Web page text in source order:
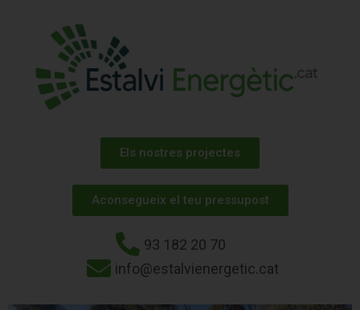
Els nostres projectes
Aconsegueix el teu pressupost
93 182 20 70
info@estalvienergetic.cat